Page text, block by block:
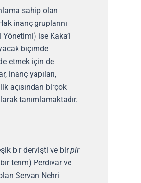
sahip olan
inanç gruplarını
ise Kaka’i
biçimde
etmek için de
inanç yapıları,
açısından birçok
tanımlamaktadır.
bir dervişti ve birpir
terim) Perdivar ve
Servan Nehri